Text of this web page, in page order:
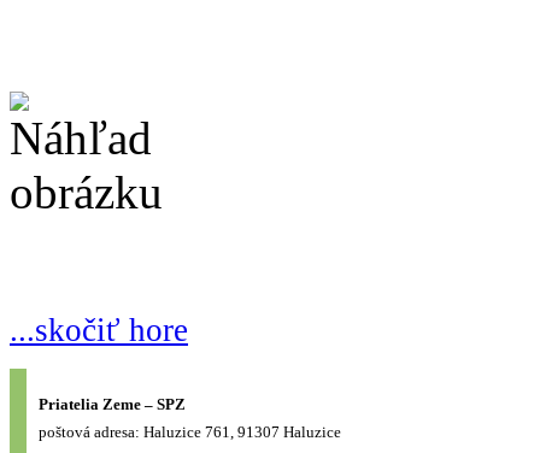
...skočiť hore
Priatelia Zeme – SPZ
poštová adresa: Haluzice 761, 91307 Haluzice